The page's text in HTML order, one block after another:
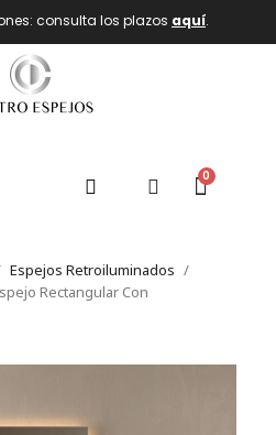
consulta los plazos aquí.
Espejos Retroiluminados
Rectangular Con